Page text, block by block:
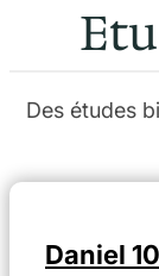
Des études
Daniel